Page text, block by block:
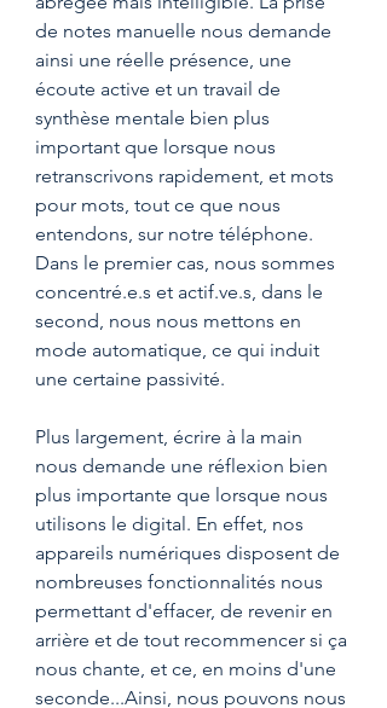
de notes manuelle nous demande
ainsi une réelle présence, une
écoute active et un travail de
synthèse mentale bien plus
important que lorsque nous
retranscrivons rapidement, et mots
pour mots, tout ce que nous
entendons, sur notre téléphone.
Dans le premier cas, nous sommes
concentré.e.s et actif.ve.s, dans le
second, nous nous mettons en
mode automatique, ce qui induit
une certaine passivité.
Plus largement, écrire à la main
nous demande une réflexion bien
plus importante que lorsque nous
utilisons le digital. En effet, nos
appareils numériques disposent de
nombreuses fonctionnalités nous
permettant d'effacer, de revenir en
arrière et de tout recommencer si ça
nous chante, et ce, en moins d'une
seconde...Ainsi, nous pouvons nous